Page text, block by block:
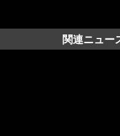
関連ニュー